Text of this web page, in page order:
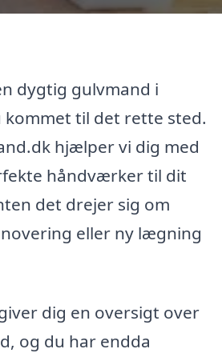
dygtig gulvmand i
kommet til det rette sted.
hjælper vi dig med
håndværker til dit
det drejer sig om
eller ny lægning
dig en oversigt over
og du har endda